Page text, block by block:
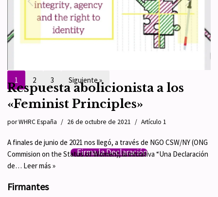
WHRC España 31 de octubre de 2021 Artículo 9
En algunos países de la Unión Europea, una persona puede acceder
por su cuenta y riesgo a hormonas del sexo opuesto e incluso a
Respuesta abolicionista a los
«Feminist Principles»
porWHRC España 26 de octubre de 2021 Artículo 1
A finales de junio de 2021 nos llegó, a través de NGO CSW/NY (ONG
Commision on the Status of Women), la iniciativa “Una Declaración
de… Leer más »
1 2 3 Siguiente »
Firma la Declaración
Firmantes